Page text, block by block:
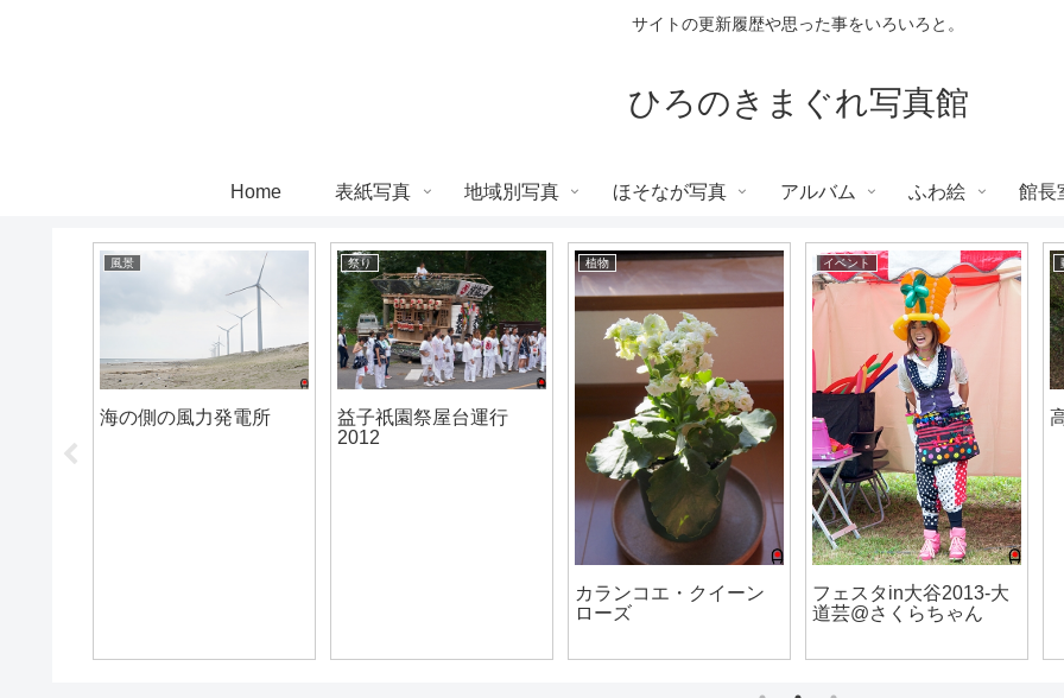
サイトの更新履歴や思った事をいろいろと。
ひろのきまぐれ写真館
Home 表紙写真 地域別写真 ほそなが写真 アルバム ふわ絵 館長
風景
海の側の風力発電所
祭り
益子祇園祭屋台運行
2012
植物
カランコエ・クイーン
ローズ
イベント
フェスタin大谷2013-大
道芸@さくらちゃん